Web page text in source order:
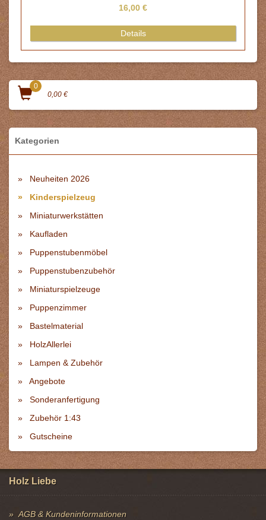
16,00 €
Details
0
0,00 €
Kategorien
Neuheiten 2026
Kinderspielzeug
Miniaturwerkstätten
Kaufladen
Puppenstubenmöbel
Puppenstubenzubehör
Miniaturspielzeuge
Puppenzimmer
Bastelmaterial
HolzAllerlei
Lampen & Zubehör
Angebote
Sonderanfertigung
Zubehör 1:43
Gutscheine
Holz Liebe
AGB & Kundeninformationen